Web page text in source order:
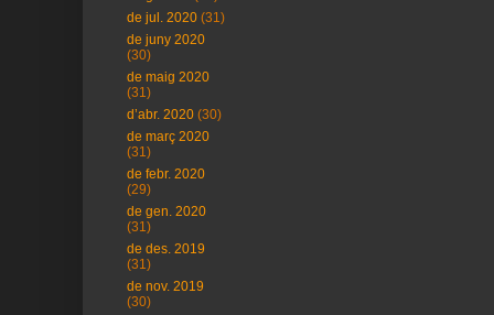
de jul. 2020 (31)
de juny 2020
(30)
de maig 2020
(31)
d’abr. 2020 (30)
de març 2020
(31)
de febr. 2020
(29)
de gen. 2020
(31)
de des. 2019
(31)
de nov. 2019
(30)